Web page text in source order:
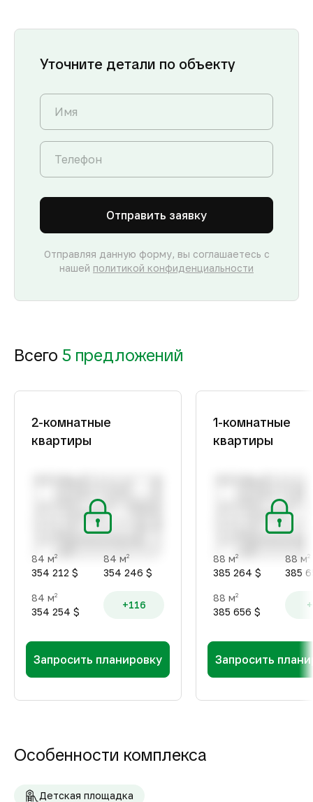
Уточните детали по объекту
Отправить заявку
Отправляя данную форму, вы соглашаетесь с
нашей политикой конфиденциальности
Всего 5 предложений
2-комнатные
квартиры
84 м2
354 212 $
84 м2
354 246 $
84 м2
354 254 $
+116
Запросить планировку
1-комнатные
квартиры
88 м2
385 264 $
88 м2
385
88 м2
385 656 $
Запросить
Особенности комплекса
Детская площадка